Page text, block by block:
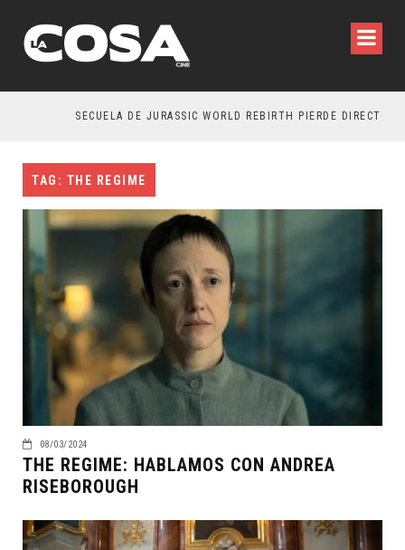
SECUELA DE JURASSIC WORLD REBIRTH PIERDE DIRECTOR
TAG: THE REGIME
08/03/2024
THE REGIME: HABLAMOS CON ANDREA
RISEBOROUGH